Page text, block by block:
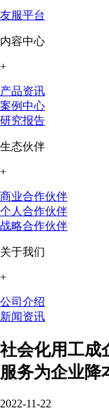
友服平台
内容中心
+
产品资讯
案例中心
研究报告
生态伙伴
+
商业合作伙伴
个人合作伙伴
战略合作伙伴
关于我们
+
公司介绍
新闻资讯
社会化用工成
服务为企业降
2022-11-22